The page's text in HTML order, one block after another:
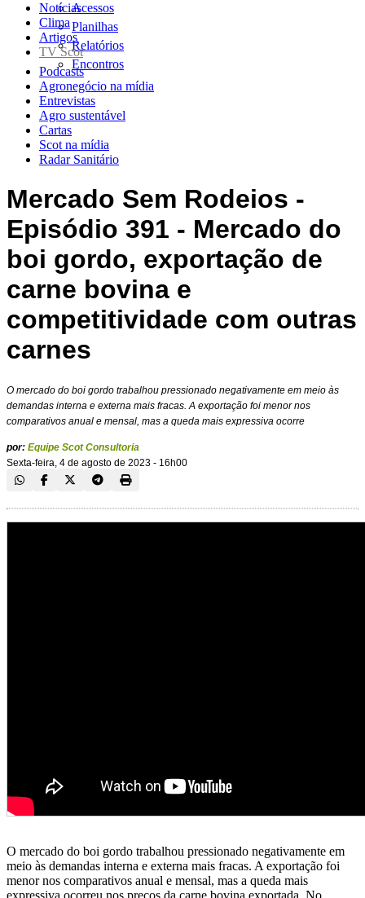
Acessos
Planilhas
Relatórios
Encontros
Notícias
Clima
Artigos
TV Scot
Podcasts
Agronegócio na mídia
Entrevistas
Agro sustentável
Cartas
Scot na mídia
Radar Sanitário
Mercado Sem Rodeios -
Episódio 391 - Mercado do
boi gordo, exportação de
carne bovina e
competitividade com outras
carnes
O mercado do boi gordo trabalhou pressionado negativamente em meio às
demandas interna e externa mais fracas. A exportação foi menor nos
comparativos anual e mensal, mas a queda mais expressiva ocorre
por: Equipe Scot Consultoria
Sexta-feira, 4 de agosto de 2023 - 16h00
O mercado do boi gordo trabalhou pressionado negativamente em
meio às demandas interna e externa mais fracas. A exportação foi
menor nos comparativos anual e mensal, mas a queda mais
expressiva ocorreu nos preços da carne bovina exportada. No